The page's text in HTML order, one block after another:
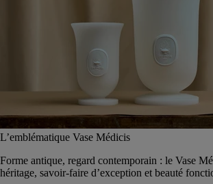
L’emblématique Vase Médicis
Forme antique, regard contemporain : le Vase
héritage, savoir-faire d’exception et beauté